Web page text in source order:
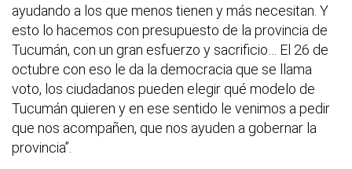
ayudando a los que menos tienen y más necesitan. Y
esto lo hacemos con presupuesto de la provincia de
Tucumán, con un gran esfuerzo y sacrificio… El 26 de
octubre con eso le da la democracia que se llama
voto, los ciudadanos pueden elegir qué modelo de
Tucumán quieren y en ese sentido le venimos a pedir
que nos acompañen, que nos ayuden a gobernar la
provincia”.